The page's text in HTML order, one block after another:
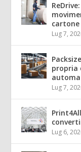
Lug 7,
propria
Lug 7,
Lug 6,